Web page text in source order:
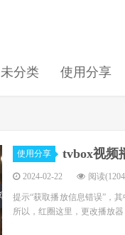
未分类 使用分享
使用分享 tvbox视频
2024-02-22 阅读
提示“获取播放信息错误”，
所以，红圈这里，更改播放